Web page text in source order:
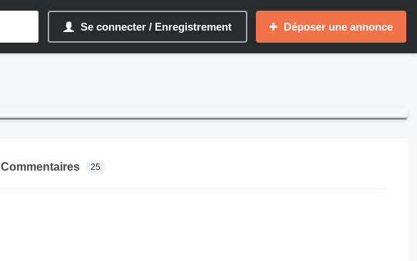
Se connecter / Enregistrement Déposer une annonce
Commentaires 25